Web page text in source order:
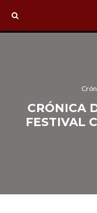
CRÓNICA
FESTIVAL